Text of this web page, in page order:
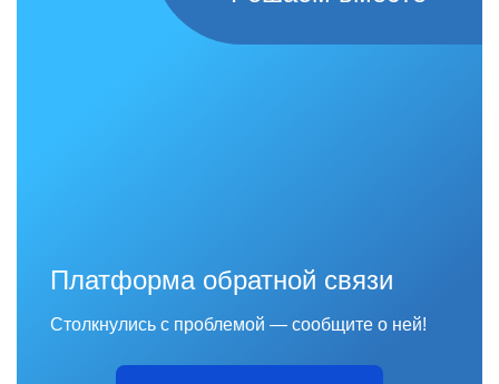
Платформа обратной связи
Столкнулись с проблемой — сообщите о ней!